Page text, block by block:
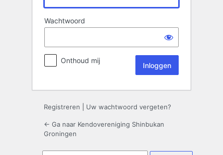
Wachtwoord
Onthoud mij
Registreren Uw wachtwoord vergeten?
← Ga naar Kendovereniging Shinbukan
Groningen